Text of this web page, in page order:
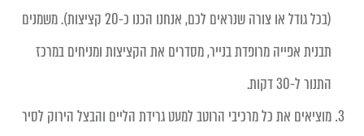
(בכל גודל או צורה שנראים לכם, אנחנו הכנו כ-20 קציצות). משמנים
תבנית אפייה מרופדת בנייר, מסדרים את הקציצות ומניחים במרכז
התנור ל-30 דקות.
מוציאים את כל מרכיבי הרוטב למעט גרידת הליים והבצל הירוק לסיר